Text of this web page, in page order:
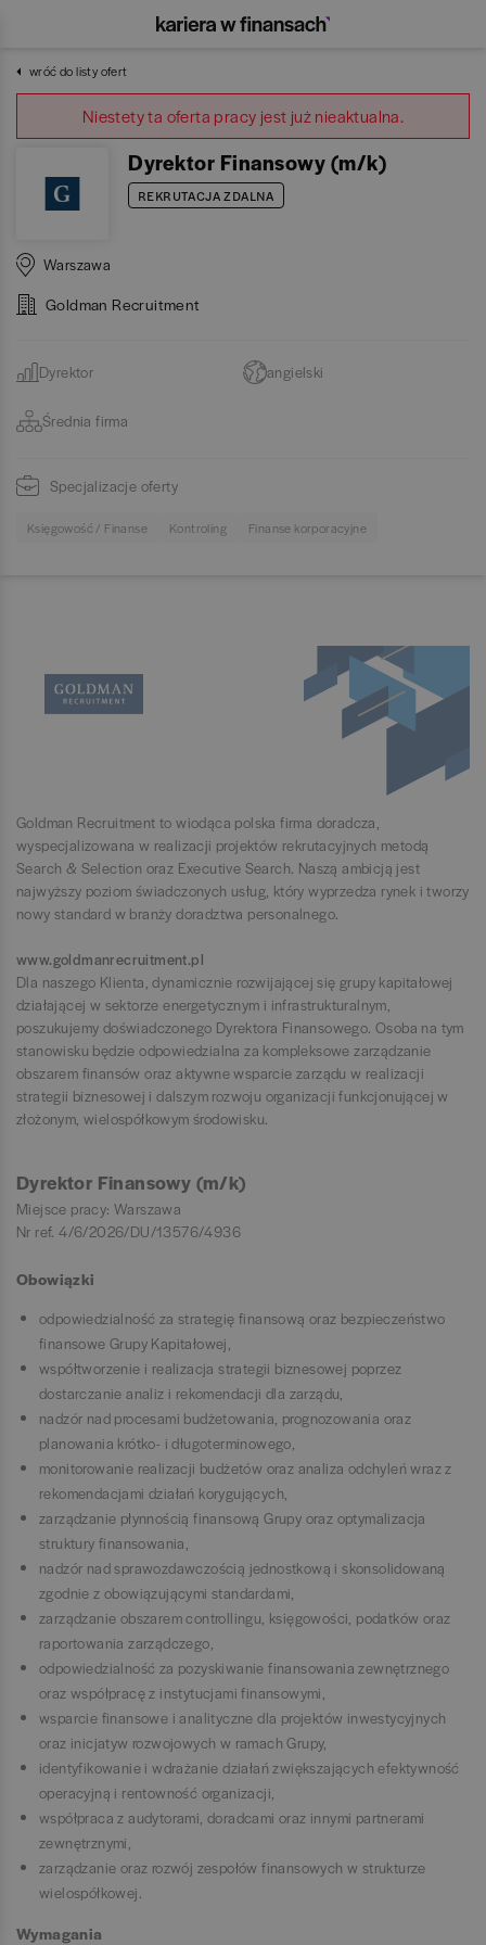
wróć do listy ofert
Niestety ta oferta pracy jest już nieaktualna.
Dyrektor Finansowy (m/k)
REKRUTACJA ZDALNA
Warszawa
Goldman Recruitment
Dyrektor angielski
Średnia firma
Specjalizacje oferty
Księgowość / Finanse Kontroling Finanse korporacyjne
Goldman Recruitment to wiodąca polska firma doradcza,
wyspecjalizowana w realizacji projektów rekrutacyjnych metodą
Search & Selection oraz Executive Search. Naszą ambicją jest
najwyższy poziom świadczonych usług, który wyprzedza rynek i tworzy
nowy standard w branży doradztwa personalnego.
www.goldmanrecruitment.pl
Dla naszego Klienta, dynamicznie rozwijającej się grupy kapitałowej
działającej w sektorze energetycznym i infrastrukturalnym,
poszukujemy doświadczonego Dyrektora Finansowego. Osoba na tym
stanowisku będzie odpowiedzialna za kompleksowe zarządzanie
obszarem finansów oraz aktywne wsparcie zarządu w realizacji
strategii biznesowej i dalszym rozwoju organizacji funkcjonującej w
złożonym, wielospółkowym środowisku.
Dyrektor Finansowy (m/k)
Miejsce pracy: Warszawa
Nr ref. 4/6/2026/DU/13576/4936
Obowiązki
odpowiedzialność za strategię finansową oraz bezpieczeństwo
finansowe Grupy Kapitałowej,
współtworzenie i realizacja strategii biznesowej poprzez
dostarczanie analiz i rekomendacji dla zarządu,
nadzór nad procesami budżetowania, prognozowania oraz
planowania krótko- i długoterminowego,
monitorowanie realizacji budżetów oraz analiza odchyleń wraz z
rekomendacjami działań korygujących,
zarządzanie płynnością finansową Grupy oraz optymalizacja
struktury finansowania,
nadzór nad sprawozdawczością jednostkową i skonsolidowaną
zgodnie z obowiązującymi standardami,
zarządzanie obszarem controllingu, księgowości, podatków oraz
raportowania zarządczego,
odpowiedzialność za pozyskiwanie finansowania zewnętrznego
oraz współpracę z instytucjami finansowymi,
wsparcie finansowe i analityczne dla projektów inwestycyjnych
oraz inicjatyw rozwojowych w ramach Grupy,
identyfikowanie i wdrażanie działań zwiększających efektywność
operacyjną i rentowność organizacji,
współpraca z audytorami, doradcami oraz innymi partnerami
zewnętrznymi,
zarządzanie oraz rozwój zespołów finansowych w strukturze
wielospółkowej.
Wymagania